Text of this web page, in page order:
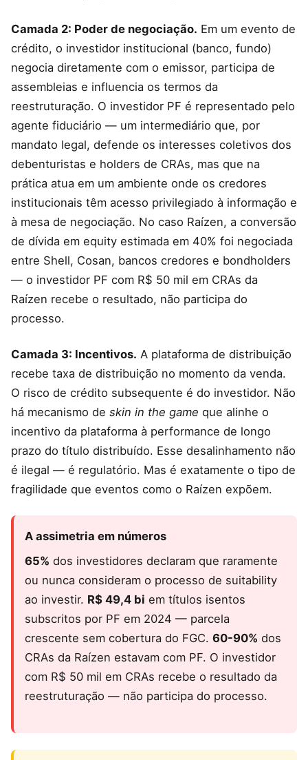
Camada 2: Poder de negociação. Em um evento de
crédito, o investidor institucional (banco, fundo)
negocia diretamente com o emissor, participa de
assembleias e influencia os termos da
reestruturação. O investidor PF é representado pelo
agente fiduciário — um intermediário que, por
mandato legal, defende os interesses coletivos dos
debenturistas e holders de CRAs, mas que na
prática atua em um ambiente onde os credores
institucionais têm acesso privilegiado à informação e
à mesa de negociação. No caso Raízen, a conversão
de dívida em equity estimada em 40% foi negociada
entre Shell, Cosan, bancos credores e bondholders
— o investidor PF com R$ 50 mil em CRAs da
Raízen recebe o resultado, não participa do
processo.
Camada 3: Incentivos. A plataforma de distribuição
recebe taxa de distribuição no momento da venda.
O risco de crédito subsequente é do investidor. Não
há mecanismo de skin in the game que alinhe o
incentivo da plataforma à performance de longo
prazo do título distribuído. Esse desalinhamento não
é ilegal — é regulatório. Mas é exatamente o tipo de
fragilidade que eventos como o Raízen expõem.
A assimetria em números
65% dos investidores declaram que raramente
ou nunca consideram o processo de suitability
ao investir. R$ 49,4 bi em títulos isentos
subscritos por PF em 2024 — parcela
crescente sem cobertura do FGC. 60-90% dos
CRAs da Raízen estavam com PF. O investidor
com R$ 50 mil em CRAs recebe o resultado da
reestruturação — não participa do processo.